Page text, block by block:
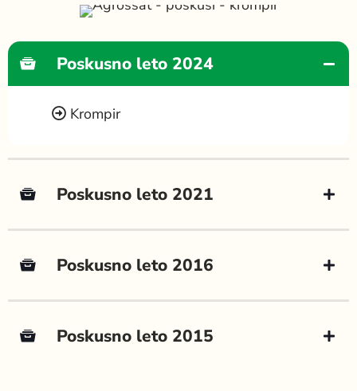
Poskusno leto 2024
Krompir
Poskusno leto 2021
Poskusno leto 2016
Poskusno leto 2015